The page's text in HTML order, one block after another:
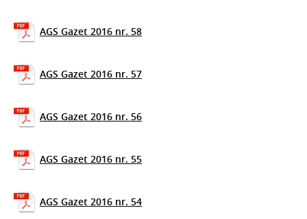
AGS Gazet 2016 nr. 58
AGS Gazet 2016 nr. 57
AGS Gazet 2016 nr. 56
AGS Gazet 2016 nr. 55
AGS Gazet 2016 nr. 54